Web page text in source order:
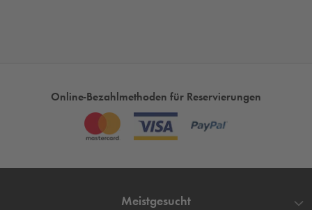
Online-Bezahlmethoden für Reservierungen
Meistgesucht